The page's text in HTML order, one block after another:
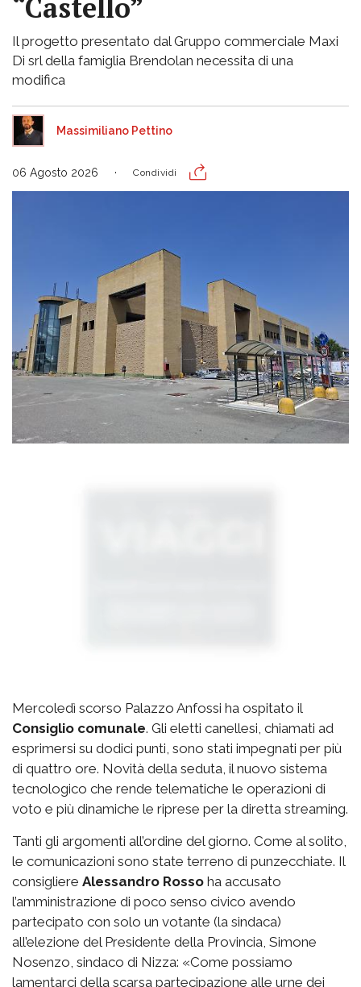
“Castello”
Il progetto presentato dal Gruppo commerciale Maxi
Di srl della famiglia Brendolan necessita di una
modifica
Massimiliano Pettino
06 Agosto 2026 Condividi
Mercoledì scorso Palazzo Anfossi ha ospitato il
Consiglio comunale. Gli eletti canellesi, chiamati ad
esprimersi su dodici punti, sono stati impegnati per più
di quattro ore. Novità della seduta, il nuovo sistema
tecnologico che rende telematiche le operazioni di
voto e più dinamiche le riprese per la diretta streaming.
Tanti gli argomenti all’ordine del giorno. Come al solito,
le comunicazioni sono state terreno di punzecchiate. Il
consigliere Alessandro Rosso ha accusato
l’amministrazione di poco senso civico avendo
partecipato con solo un votante (la sindaca)
all’elezione del Presidente della Provincia, Simone
Nosenzo, sindaco di Nizza: «Come possiamo
lamentarci della scarsa partecipazione alle urne dei